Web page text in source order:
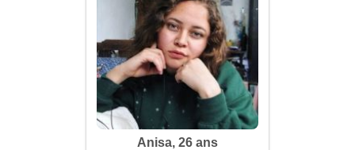
Anisa, 26 ans